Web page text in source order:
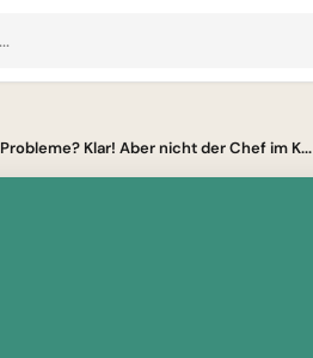
Probleme? Klar! Aber nicht der Chef im K...